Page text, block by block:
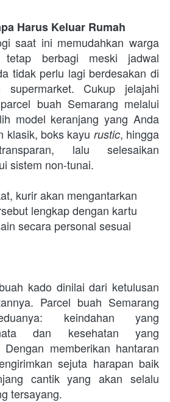
Harus Keluar Rumah
saat ini memudahkan warga
tetap berbagi meski jadwal
tidak perlu lagi berdesakan di
Cukup jelajahi
buah Semarang melalui
model keranjang yang Anda
klasik, boks kayu rustic, hingga
lalu selesaikan
sistem non-tunai.
kurir akan mengantarkan
lengkap dengan kartu
secara personal sesuai
kado dinilai dari ketulusan
Parcel buah Semarang
keindahan yang
dan kesehatan yang
memberikan hantaran
sejuta harapan baik
cantik yang akan selalu
tersayang.